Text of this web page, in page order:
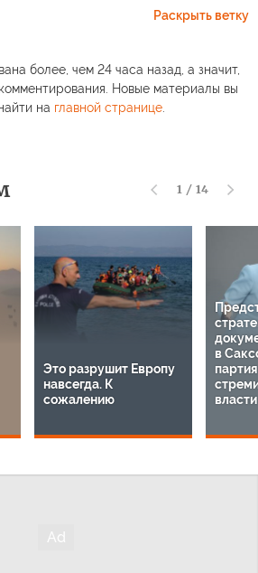
Раскрыть ветку
более, чем 24 часа назад, а значит,
Новые материалы вы
на главной странице.
1 / 14
Это разрушит Европу
навсегда. К
сожалению
в